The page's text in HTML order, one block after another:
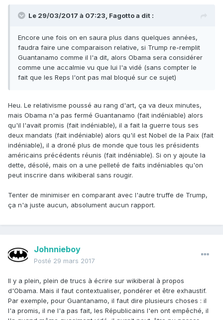
Le 29/03/2017 à 07:23, Fagottoa dit :
Encore une fois on en saura plus dans quelques années,
faudra faire une comparaison relative, si Trump re-remplit
Guantanamo comme il l'a dit, alors Obama sera considérer
comme une accalmie vu que lui l'a vidé (sans compter le
fait que les Reps l'ont pas mal bloqué sur ce sujet)
Heu. Le relativisme poussé au rang d'art, ça va deux minutes,
mais Obama n'a pas fermé Guantanamo (fait indéniable) alors
qu'il l'avait promis (fait indéniable), il a fait la guerre tous ses
deux mandats (fait indéniable) alors qu'il est Nobel de la Paix (fait
indéniable), il a droné plus de monde que tous les présidents
américains précédents réunis (fait indéniable). Si on y ajoute la
dette, désolé, mais on a une pelleté de faits indéniables qu'on
peut inscrire dans wikiberal sans rougir.
Tenter de minimiser en comparant avec l'autre truffe de Trump,
ça n'a juste aucun, absolument aucun rapport.
Johnnieboy
Posté 29 mars 2017
Il y a plein, plein de trucs à écrire sur wikiberal à propos
d'Obama. Mais il faut contextualiser, pondérer et être exhaustif.
Par exemple, pour Guantanamo, il faut dire plusieurs choses : il
l'a promis, il ne l'a pas fait, les Républicains l'en ont empêché, il